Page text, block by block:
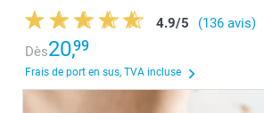
4.9/5
(136 avis)
Dès20,99
Frais de port en sus, TVA incluse